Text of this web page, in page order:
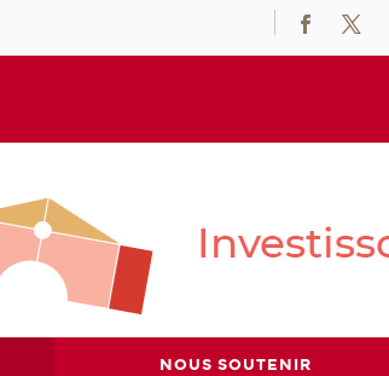
NOUS SOUTENIR